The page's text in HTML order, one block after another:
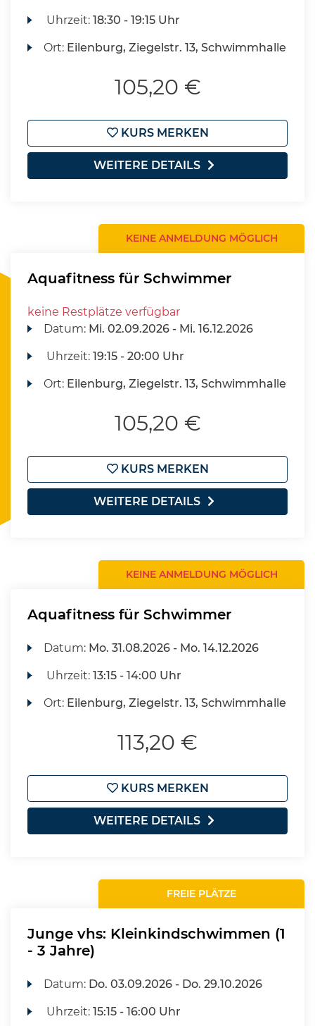
Uhrzeit:18:30 - 19:15 Uhr
Ort: Eilenburg, Ziegelstr. 13, Schwimmhalle
105,20 €
KURS MERKEN
WEITERE DETAILS
KEINE ANMELDUNG MÖGLICH
Aquafitness für Schwimmer
keine Restplätze verfügbar
Datum: Mi. 02.09.2026 - Mi. 16.12.2026
Uhrzeit:19:15 - 20:00 Uhr
Ort: Eilenburg, Ziegelstr. 13, Schwimmhalle
105,20 €
KURS MERKEN
WEITERE DETAILS
KEINE ANMELDUNG MÖGLICH
Aquafitness für Schwimmer
Datum: Mo. 31.08.2026 - Mo. 14.12.2026
Uhrzeit:13:15 - 14:00 Uhr
Ort: Eilenburg, Ziegelstr. 13, Schwimmhalle
113,20 €
KURS MERKEN
WEITERE DETAILS
FREIE PLÄTZE
Junge vhs: Kleinkindschwimmen (1
- 3 Jahre)
Datum: Do. 03.09.2026 - Do. 29.10.2026
Uhrzeit:15:15 - 16:00 Uhr